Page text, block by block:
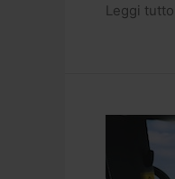
Leggi
Servizio
Macchine: